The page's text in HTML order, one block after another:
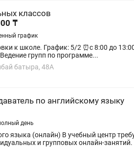
классов
₸
график
до 18:00. На выбор. 📍 Адрес: Кабанбай батыра 48А Жк «Времена года. Весна»
групп по программе...
батыра, 48А
по английскому языку
день
английского языка для проведения онлайн-уроков. Обязанности: